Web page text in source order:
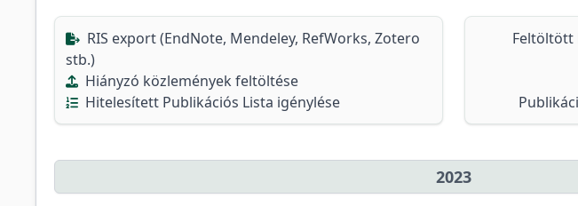
RIS export (EndNote, Mendeley, RefWorks, Zotero
stb.)
Hiányzó közlemények feltöltése
Hitelesített Publikációs Lista igénylése
Feltöltött
2023